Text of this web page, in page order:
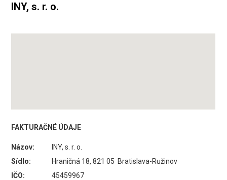
INY, s. r. o.
FAKTURAČNÉ ÚDAJE
Názov:
INY, s. r. o.
Sídlo:
Hraničná 18, 821 05 Bratislava-Ružinov
IČO:
45459967